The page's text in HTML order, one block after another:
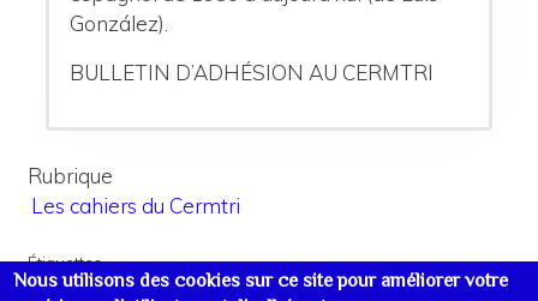
Nous utilisons des cookies sur ce site pour améliorer votre
González).
BULLETIN D’ADHÉSION AU CERMTRI
Rubrique
Les cahiers du Cermtri
Étiquettes
Colonialisme
Guerres